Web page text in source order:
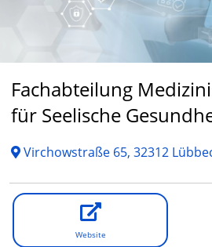
Finden
Fachabteilung
für Seelische
Virchowstraße 65, 32312
Website